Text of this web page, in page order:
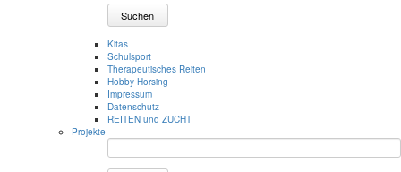
Suchen
Kitas
Schulsport
Therapeutisches Reiten
Hobby Horsing
Impressum
Datenschutz
REITEN und ZUCHT
Projekte